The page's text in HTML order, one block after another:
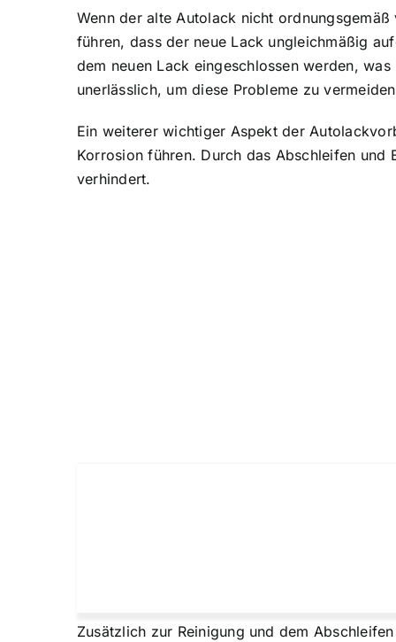
Wenn der alte Autolack nicht
führen, dass der neue Lack ungleichmäßig
dem neuen Lack eingeschlossen werden,
unerlässlich, um diese Probleme zu
Ein weiterer wichtiger Aspekt der
Korrosion führen. Durch das Abschleifen und
verhindert.
Zusätzlich zur Reinigung und dem